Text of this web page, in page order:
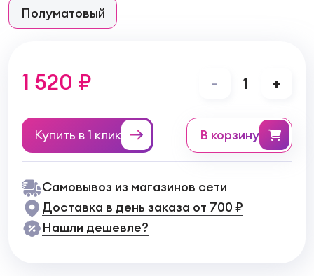
Полуматовый
1 520 ₽ - 1 +
Купить в 1 клик в корзину
Самовывоз из магазинов сети
Доставка в день заказа от 700 ₽
Нашли дешевле?